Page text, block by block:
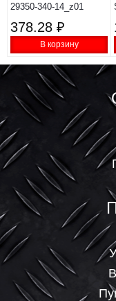
29350-340-14_z01
378.28 ₽
В корзину